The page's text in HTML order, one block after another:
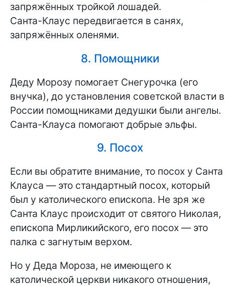
запряжённых тройкой лошадей.
Санта-Клаус передвигается в санях,
запряжённых оленями.
8. Помощники
Деду Морозу помогает Снегурочка (его
внучка), до установления советской власти в
России помощниками дедушки были ангелы.
Санта-Клауса помогают добрые эльфы.
9. Посох
Если вы обратите внимание, то посох у Санта
Клауса — это стандартный посох, который
был у католического епископа. Не зря же
Санта Клаус происходит от святого Николая,
епископа Мирликийского, его посох — это
палка с загнутым верхом.
Но у Деда Мороза, не имеющего к
католической церкви никакого отношения,